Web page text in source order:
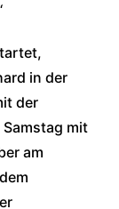
in der
der
mit
am